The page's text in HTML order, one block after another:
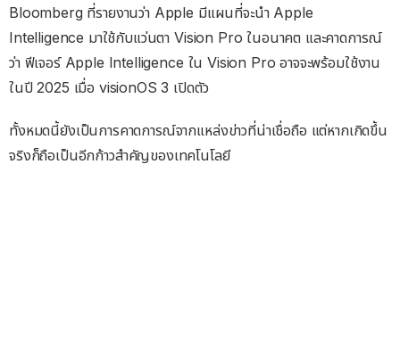
Bloomberg ที่รายงานว่า Apple มีแผนที่จะนำ Apple
Intelligence มาใช้กับแว่นตา Vision Pro ในอนาคต และคาดการณ์
ว่า ฟีเจอร์ Apple Intelligence ใน Vision Pro อาจจะพร้อมใช้งาน
ในปี 2025 เมื่อ visionOS 3 เปิดตัว
ทั้งหมดนี้ยังเป็นการคาดการณ์จากแหล่งข่าวที่น่าเชื่อถือ แต่หากเกิดขึ้น
จริงก็ถือเป็นอีกก้าวสำคัญของเทคโนโลยี